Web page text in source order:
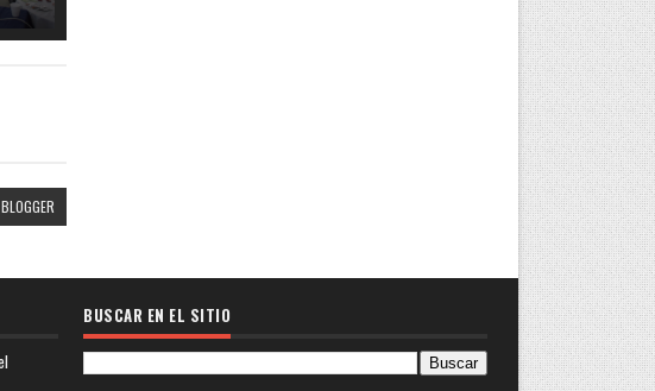
BLOGGER
BUSCAR EN EL SITIO